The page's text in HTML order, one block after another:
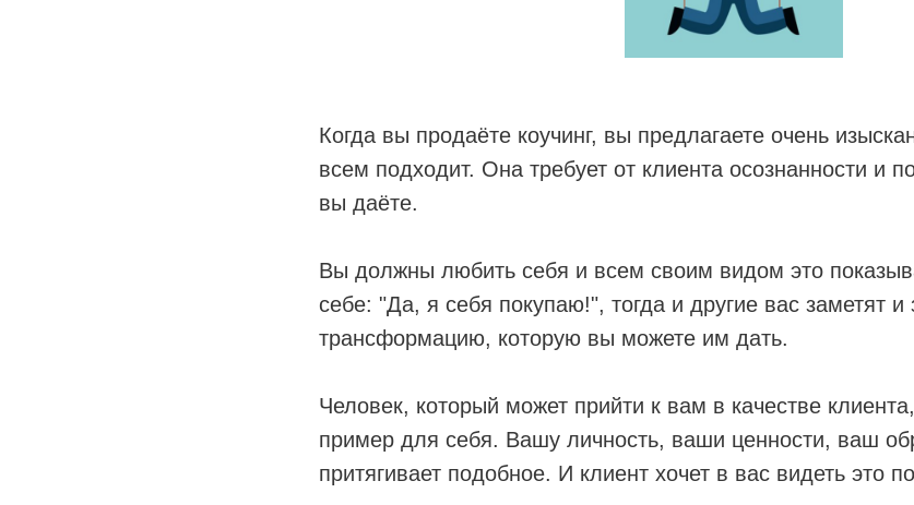
Когда вы продаёте коучинг, вы предлагаете очень
всем подходит. Она требует от клиента осознанности и
вы даёте.
Вы должны любить себя и всем своим видом это
себе: "Да, я себя покупаю!", тогда и другие вас заметят и
трансформацию, которую вы можете им дать.
Человек, который может прийти к вам в качестве
пример для себя. Вашу личность, ваши ценности, ваш
притягивает подобное. И клиент хочет в вас видеть это